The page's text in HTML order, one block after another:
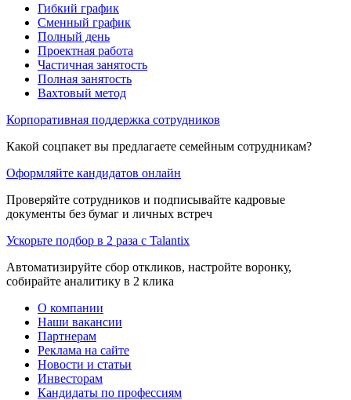
Гибкий график
Сменный график
Полный день
Проектная работа
Частичная занятость
Полная занятость
Вахтовый метод
Корпоративная поддержка сотрудников
Какой соцпакет вы предлагаете семейным сотрудникам?
Оформляйте кандидатов онлайн
Проверяйте сотрудников и подписывайте кадровые
документы без бумаг и личных встреч
Ускорьте подбор в 2 раза с Talantix
Автоматизируйте сбор откликов, настройте воронку,
собирайте аналитику в 2 клика
О компании
Наши вакансии
Партнерам
Реклама на сайте
Новости и статьи
Инвесторам
Кандидаты по профессиям